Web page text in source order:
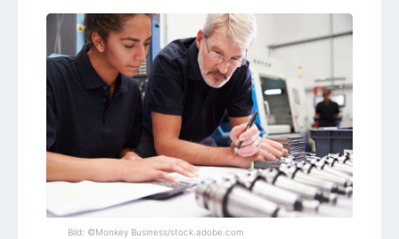
Bild: ©Monkey Business/stock.adobe.com